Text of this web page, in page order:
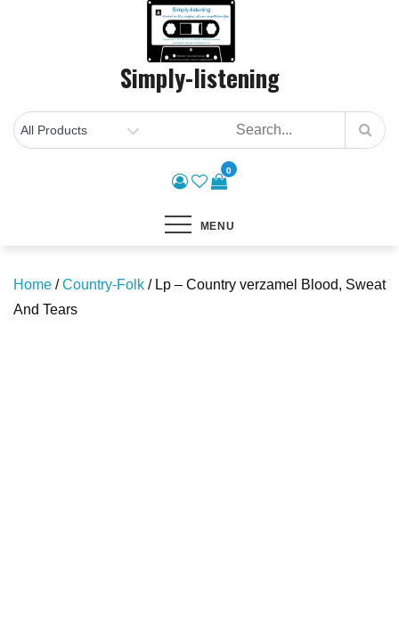
Simply-listening
0
MENU
Home /Country-Folk / Lp – Country verzamel Blood, Sweat
And Tears